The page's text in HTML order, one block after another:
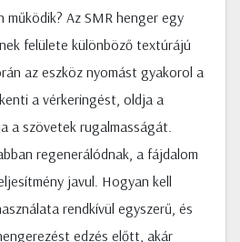
működik? Az SMR henger egy
felülete különböző textúrájú
az eszköz nyomást gyakorol a
a vérkeringést, oldja a
a szövetek rugalmasságát.
regenerálódnak, a fájdalom
javul. Hogyan kell
rendkívül egyszerű, és
edzés előtt, akár